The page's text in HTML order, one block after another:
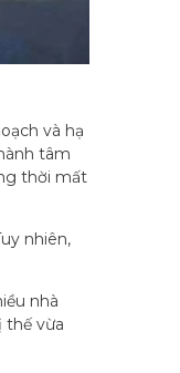
và hạ
tâm
thời mất
nhiên,
nhà
thế vừa